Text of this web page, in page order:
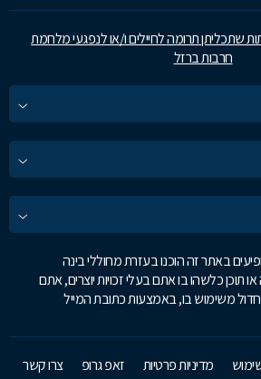
שתכליתן תרומה לחיילים ו/או לנפגעי מלחמת
חרבות ברזל
באתר זה הוכנו בעזרת מחוללי בינה
תוכן כלשהו בו אתם בעלי זכויות יוצרים, אתם
משימוש בו, באמצעות כתובת המייל
מדיניות פרטיות זאפ גרופ צרו קשר